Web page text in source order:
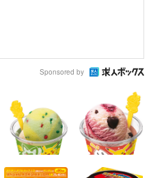
Sponsored by